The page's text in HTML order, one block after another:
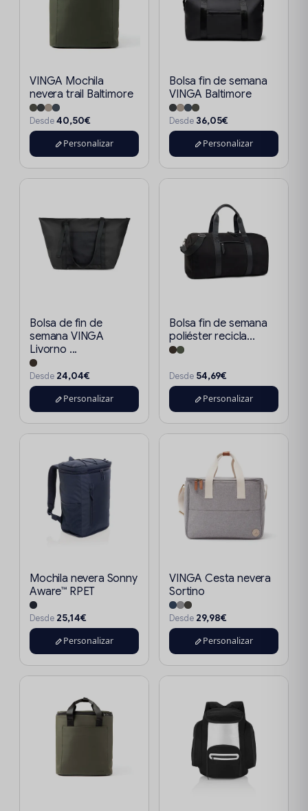
VINGA Mochila
nevera trail Baltimore
Desde40,50€
Personalizar
Bolsa fin de semana
VINGA Baltimore
Desde 36,05€
Personalizar
Bolsa de fin de
semana VINGA
Livorno ...
Desde 24,04€
Personalizar
Bolsa fin de semana
poliéster recicla...
Desde 54,69€
Personalizar
Mochila nevera Sonny
Aware™ RPET
Desde 25,14€
Personalizar
VINGA Cesta nevera
Sortino
Desde 29,98€
Personalizar